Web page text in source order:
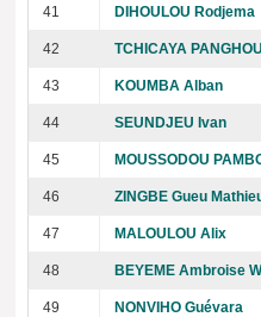
41 DIHOULOU Rodjema
42 TCHICAYA
43 KOUMBA Alban
44 SEUNDJEU Ivan
45 MOUSSODOU
46 ZINGBE Gueu
47 MALOULOU Alix
48 BEYEME Ambroise
49 NONVIHO Guévara